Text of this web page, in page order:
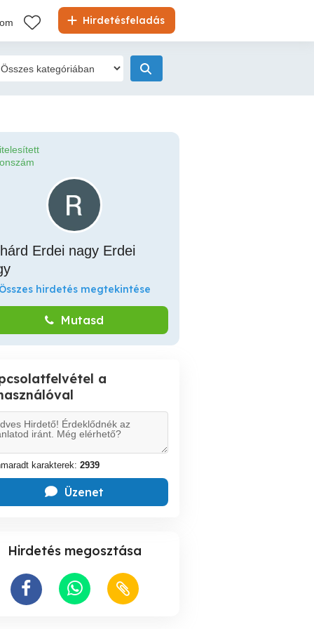
Hirdetésfeladás
Erdei nagy Erdei
Összes hirdetés megtekintése
Mutasd
a
karakterek: 2939
Üzenet
Hirdetés megosztása